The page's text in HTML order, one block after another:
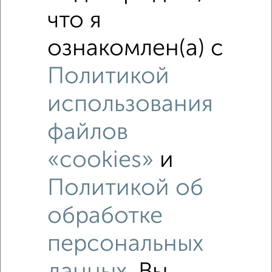
Рядом, с меньшей ценой
что я
ознакомлен(а) с
Политикой
использования
файлов
«cookies» и
Политикой об
обработке
персональных